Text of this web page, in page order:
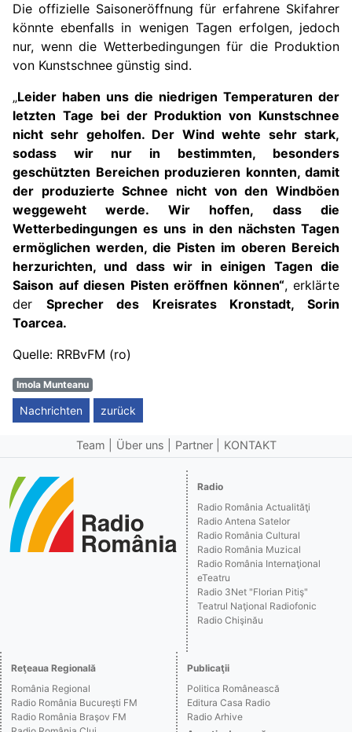
Die offizielle Saisoneröffnung für erfahrene Skifahrer
könnte ebenfalls in wenigen Tagen erfolgen, jedoch
nur, wenn die Wetterbedingungen für die Produktion
von Kunstschnee günstig sind.
„Leider haben uns die niedrigen Temperaturen der
letzten Tage bei der Produktion von Kunstschnee
nicht sehr geholfen. Der Wind wehte sehr stark,
sodass wir nur in bestimmten, besonders
geschützten Bereichen produzieren konnten, damit
der produzierte Schnee nicht von den Windböen
weggeweht werde. Wir hoffen, dass die
Wetterbedingungen es uns in den nächsten Tagen
ermöglichen werden, die Pisten im oberen Bereich
herzurichten, und dass wir in einigen Tagen die
Saison auf diesen Pisten eröffnen können“, erklärte
der Sprecher des Kreisrates Kronstadt, Sorin
Toarcea.
Quelle: RRBvFM (ro)
Imola Munteanu
Nachrichten zurück
Team Über uns Partner KONTAKT
Radio
Radio România Actualităţi
Radio Antena Satelor
Radio România Cultural
Radio România Muzical
Radio România Internaţional
eTeatru
Radio 3Net "Florian Pitiş"
Teatrul Naţional Radiofonic
Radio Chişinău
Reţeaua Regională
România Regional
Radio România Bucureşti FM
Radio România Braşov FM
Publicaţii
Politica Românească
Editura Casa Radio
Radio Arhive